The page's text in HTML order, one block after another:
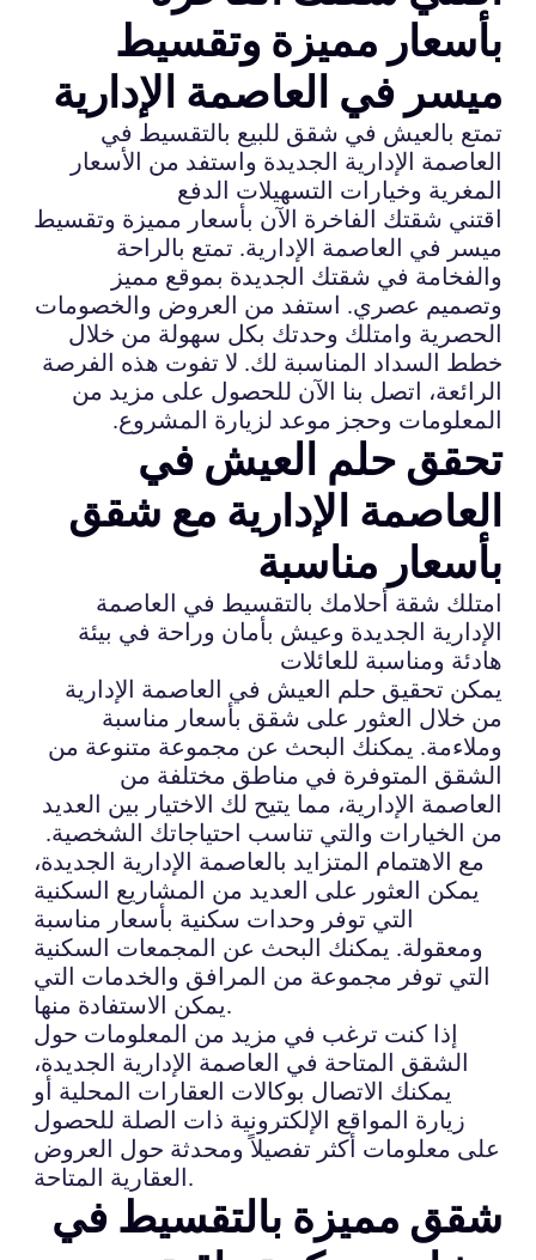
بأسعار مميزة وتقسيط
ميسر في العاصمة الإدارية
تمتع بالعيش في شقق للبيع بالتقسيط في
العاصمة الإدارية الجديدة واستفد من الأسعار
المغرية وخيارات التسهيلات الدفع
اقتني شقتك الفاخرة الآن بأسعار مميزة وتقسيط
ميسر في العاصمة الإدارية. تمتع بالراحة
والفخامة في شقتك الجديدة بموقع مميز
وتصميم عصري. استفد من العروض والخصومات
الحصرية وامتلك وحدتك بكل سهولة من خلال
خطط السداد المناسبة لك. لا تفوت هذه الفرصة
الرائعة، اتصل بنا الآن للحصول على مزيد من
المعلومات وحجز موعد لزيارة المشروع.
تحقق حلم العيش في
العاصمة الإدارية مع شقق
بأسعار مناسبة
امتلك شقة أحلامك بالتقسيط في العاصمة
الإدارية الجديدة وعيش بأمان وراحة في بيئة
هادئة ومناسبة للعائلات
يمكن تحقيق حلم العيش في العاصمة الإدارية
من خلال العثور على شقق بأسعار مناسبة
وملاءمة. يمكنك البحث عن مجموعة متنوعة من
الشقق المتوفرة في مناطق مختلفة من
العاصمة الإدارية، مما يتيح لك الاختيار بين العديد
من الخيارات والتي تناسب احتياجاتك الشخصية.
مع الاهتمام المتزايد بالعاصمة الإدارية الجديدة،
يمكن العثور على العديد من المشاريع السكنية
التي توفر وحدات سكنية بأسعار مناسبة
ومعقولة. يمكنك البحث عن المجمعات السكنية
التي توفر مجموعة من المرافق والخدمات التي
يمكن الاستفادة منها.
إذا كنت ترغب في مزيد من المعلومات حول
الشقق المتاحة في العاصمة الإدارية الجديدة،
يمكنك الاتصال بوكالات العقارات المحلية أو
زيارة المواقع الإلكترونية ذات الصلة للحصول
على معلومات أكثر تفصيلاً ومحدثة حول العروض
العقارية المتاحة.
شقق مميزة بالتقسيط في